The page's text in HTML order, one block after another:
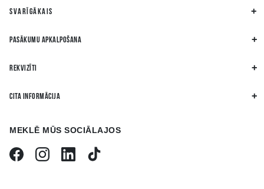
SVARĪGĀKAIS
PASĀKUMU APKALPOŠANA
REKVIZĪTI
CITA INFORMĀCIJA
MEKLĒ MŪS SOCIĀLAJOS